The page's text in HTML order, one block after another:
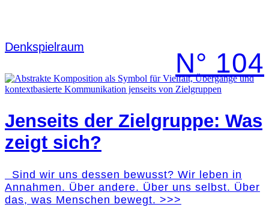
Denk­spielraum
N° 104
Jenseits der Zielgruppe: Was
zeigt sich?
Sind wir uns dessen bewusst? Wir leben in
Annahmen. Über andere. Über uns selbst. Über
das, was Menschen bewegt. >>>